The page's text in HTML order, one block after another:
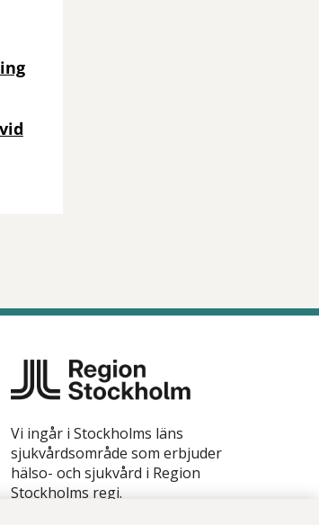
Vi ingår i Stockholms läns
sjukvårdsområde som erbjuder
hälso- och sjukvård i Region
Stockholms regi.